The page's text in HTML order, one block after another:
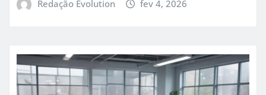
Redação Evolution fev 4, 2026